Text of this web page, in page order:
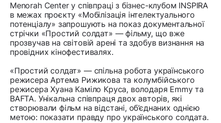
Menorah Center у співпраці з бізнес-клубом INSPIRA
в межах проєкту «Мобілізація інтелектуального
потенціалу» запрошують на показ документальної
стрічки «Простий солдат» — фільму, що вже
прозвучав на світовій арені та здобув визнання на
провідних кінофестивалях.
«Простий солдат» — спільна робота українського
режисера Артема Рижикова та колумбійського
режисера Хуана Каміло Круса, володаря Emmy та
BAFTA. Унікальна співпраця двох авторів, які
створювали фільм на відстані, об’єднаних однією
метою: показати правду про українського солдата.